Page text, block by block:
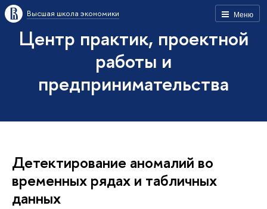
Меню
Высшая школа экономики
Центр практик, проектной
работы и
предпринимательства
Дeтектирование аномалий во
временных рядах и табличных
данных